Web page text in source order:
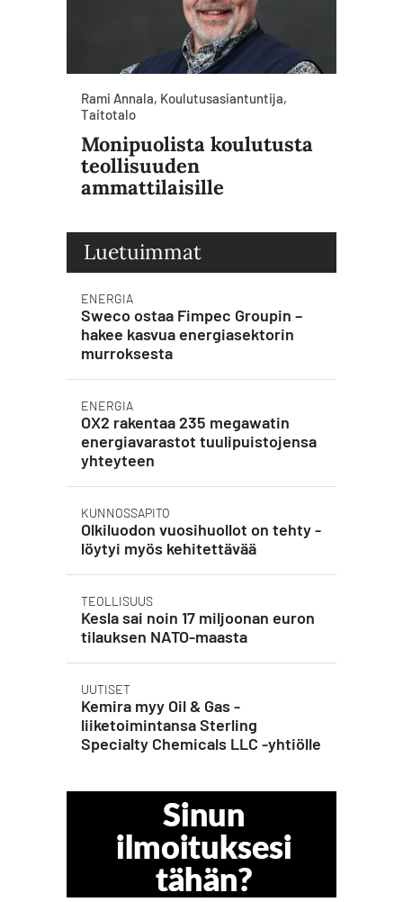
Rami Annala, Koulutusasiantuntija,
Taitotalo
Monipuolista koulutusta
teollisuuden
ammattilaisille
Luetuimmat
ENERGIA
Sweco ostaa Fimpec Groupin –
hakee kasvua energiasektorin
murroksesta
ENERGIA
OX2 rakentaa 235 megawatin
energiavarastot tuulipuistojensa
yhteyteen
KUNNOSSAPITO
Olkiluodon vuosihuollot on tehty -
löytyi myös kehitettävää
TEOLLISUUS
Kesla sai noin 17 miljoonan euron
tilauksen NATO-maasta
UUTISET
Kemira myy Oil & Gas -
liiketoimintansa Sterling
Specialty Chemicals LLC -yhtiölle